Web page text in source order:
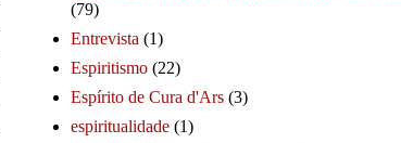
(79)
Entrevista (1)
Espiritismo (22)
Espírito de Cura d'Ars (3)
espiritualidade (1)